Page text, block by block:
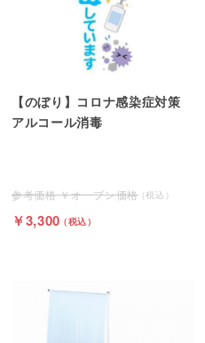
【のぼり】コロナ感染症対策
アルコール消毒
オープン価格
3,300